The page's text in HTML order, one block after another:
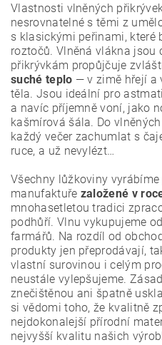
Vlastnosti vlněných
nesrovnatelné s těmi z
s klasickými peřinami, které
roztočů. Vlněná vlákna jsou
přikrývkám propůjčuje
suché teplo — v zimě hřejí a
těla. Jsou ideální pro
a navíc příjemně voní, jako
kašmírová šála. Do
každý večer zachumlat s
ruce, a už nevylézt…
Všechny lůžkoviny
manufaktuře založené v
mnohasetletou tradici
podhůří. Vlnu vykupujeme
farmářů. Na rozdíl od
produkty jen přeprodávají,
vlastní surovinou i celým
neustále vylepšujeme.
znečištěnou ani špatně
si vědomi toho, že kvalitně
nejdokonalejší přírodní
nejvyšší kvalitu našich